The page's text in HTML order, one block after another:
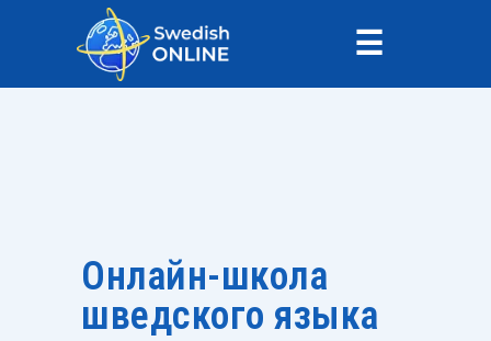
☰
Онлайн-школа
шведского языка